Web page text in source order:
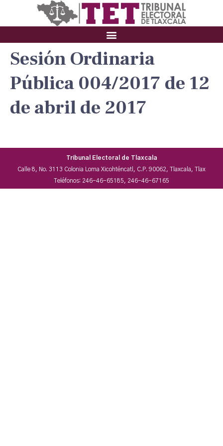
Sesión Ordinaria
Pública 004/2017 de 12
de abril de 2017
Tribunal Electoral de Tlaxcala
Calle 8, No. 3113 Colonia Loma Xicohténcatl, C.P. 90062, Tlaxcala, Tlax
Teléfonos: 246-46-65185, 246-46-67165